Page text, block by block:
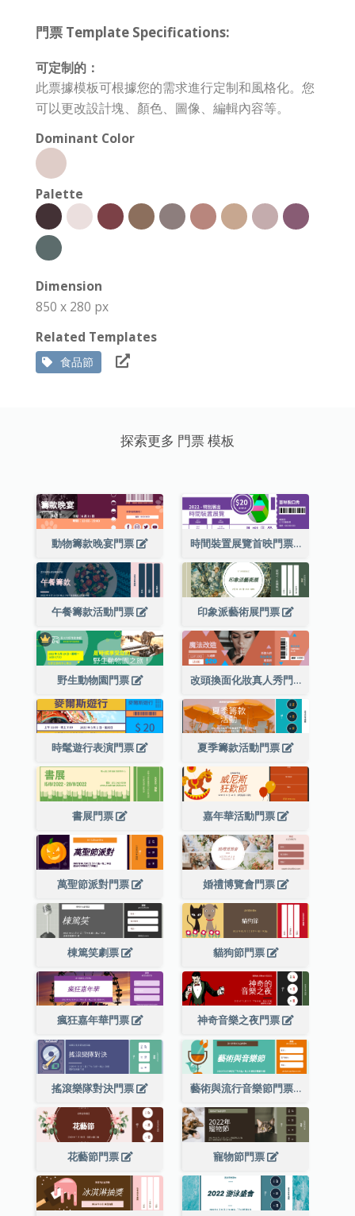
門票 Template Specifications:
可定制的：
此票據模板可根據您的需求進行定制和風格化。您
可以更改設計塊、顏色、圖像、編輯內容等。
Dominant Color
Palette
Dimension
850 x 280 px
Related Templates
食品節
探索更多 門票 模板
動物籌款晚宴門票 時間裝置展覽首映門票
午餐籌款活動門票 印象派藝術展門票
野生動物園門票 改頭換面化妝真人秀門票
時髦遊行表演門票 夏季籌款活動門票
書展門票 嘉年華活動門票
萬聖節派對門票 婚禮博覽會門票
棟篤笑劇票 貓狗節門票
瘋狂嘉年華門票 神奇音樂之夜門票
搖滾樂隊對決門票 藝術與流行音樂節門票
花藝節門票 寵物節門票